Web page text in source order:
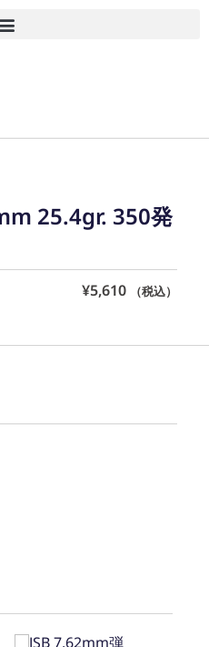
25.4gr. 350発
¥5,610 （税込）